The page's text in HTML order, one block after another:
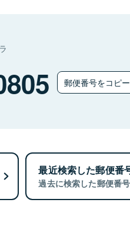
郵便番号をコピ
最近検索した郵便番
過去に検索した郵便番